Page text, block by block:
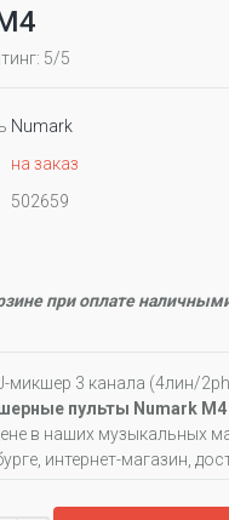
5/5
Numark
на заказ
502659
при оплате
микшер 3 канала (4лин/
пульты Numark M4
в наших музыкальных
интернет-магазин,